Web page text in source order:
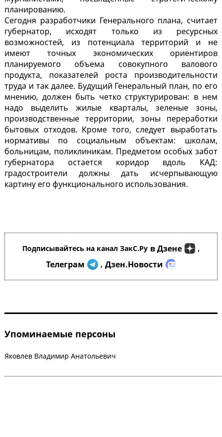
планированию.
Сегодня разработчики Генерального плана, считает
губернатор, исходят только из ресурсных
возможностей, из потенциала территорий и не
имеют точных экономических ориентиров
планируемого объема совокупного валового
продукта, показателей роста производительности
труда и так далее. Будущий Генеральный план, по его
мнению, должен быть четко структурирован: в нем
надо выделить жилые кварталы, зеленые зоны,
производственные территории, зоны переработки
бытовых отходов. Кроме того, следует выработать
нормативы по социальным объектам: школам,
больницам, поликлиникам. Предметом особых забот
губернатора остается коридор вдоль КАД:
градостроители должны дать исчерпывающую
картину его функционального использования.
Подписывайтесь на канал ЗакС.Ру в Дзене ,
Телеграм , Дзен.Новости
Упоминаемые персоны
Яковлев Владимир Анатольевич